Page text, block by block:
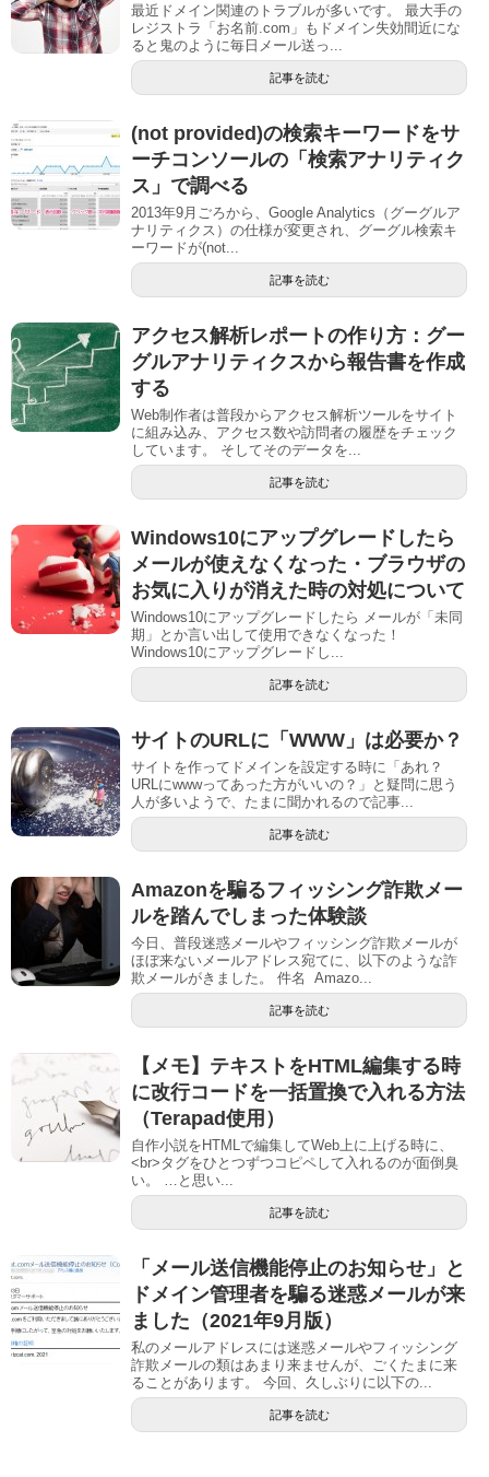
最近ドメイン関連のトラブルが多いです。 最大手の
レジストラ「お名前.com」もドメイン失効間近にな
ると鬼のように毎日メール送っ...
記事を読む
(not provided)の検索キーワードをサ
ーチコンソールの「検索アナリティク
ス」で調べる
2013年9月ごろから、Google Analytics（グーグルア
ナリティクス）の仕様が変更され、グーグル検索キ
ーワードが(not...
記事を読む
アクセス解析レポートの作り方：グー
グルアナリティクスから報告書を作成
する
Web制作者は普段からアクセス解析ツールをサイト
に組み込み、アクセス数や訪問者の履歴をチェック
しています。 そしてそのデータを...
記事を読む
Windows10にアップグレードしたら
メールが使えなくなった・ブラウザの
お気に入りが消えた時の対処について
Windows10にアップグレードしたら メールが「未同
期」とか言い出して使用できなくなった！
Windows10にアップグレードし...
記事を読む
サイトのURLに「WWW」は必要か？
サイトを作ってドメインを設定する時に「あれ？
URLにwwwってあった方がいいの？」と疑問に思う
人が多いようで、たまに聞かれるので記事...
記事を読む
Amazonを騙るフィッシング詐欺メー
ルを踏んでしまった体験談
今日、普段迷惑メールやフィッシング詐欺メールが
ほぼ来ないメールアドレス宛てに、以下のような詐
欺メールがきました。 件名 Amazo...
記事を読む
【メモ】テキストをHTML編集する時
に改行コードを一括置換で入れる方法
（Terapad使用）
自作小説をHTMLで編集してWeb上に上げる時に、
<br>タグをひとつずつコピペして入れるのが面倒臭
い。 …と思い...
記事を読む
「メール送信機能停止のお知らせ」と
ドメイン管理者を騙る迷惑メールが来
ました（2021年9月版）
私のメールアドレスには迷惑メールやフィッシング
詐欺メールの類はあまり来ませんが、ごくたまに来
ることがあります。 今回、久しぶりに以下の...
記事を読む